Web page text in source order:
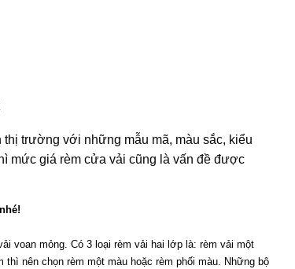
trường với những mẫu mã, màu sắc, kiểu
mức giá rèm cửa vải cũng là vấn đề được
voan mỏng. Có 3 loại rèm vải hai lớp là: rèm vải một
nên chọn rèm một màu hoặc rèm phối màu. Những bộ